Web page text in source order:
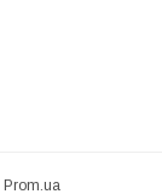
Prom.ua